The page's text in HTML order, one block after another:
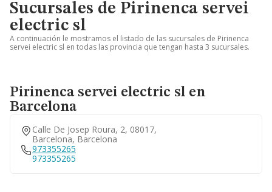
Sucursales de Pirinenca servei
electric sl
A continuación le mostramos el listado de las sucursales de Pirinenca
servei electric sl en todas las provincia que tengan hasta 3 sucursales.
Pirinenca servei electric sl en
Barcelona
Calle De Josep Roura, 2, 08017,
Barcelona, Barcelona
973355265
973355265